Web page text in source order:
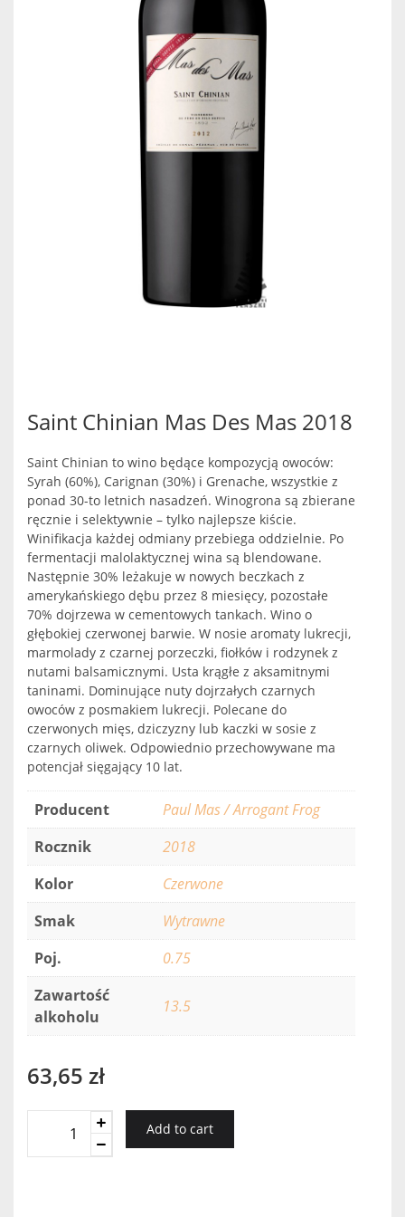
Saint Chinian Mas Des Mas 2018
Saint Chinian to wino będące kompozycją owoców:
Syrah (60%), Carignan (30%) i Grenache, wszystkie z
ponad 30-to letnich nasadzeń. Winogrona są zbierane
ręcznie i selektywnie – tylko najlepsze kiście.
Winifikacja każdej odmiany przebiega oddzielnie. Po
fermentacji malolaktycznej wina są blendowane.
Następnie 30% leżakuje w nowych beczkach z
amerykańskiego dębu przez 8 miesięcy, pozostałe
70% dojrzewa w cementowych tankach. Wino o
głębokiej czerwonej barwie. W nosie aromaty lukrecji,
marmolady z czarnej porzeczki, fiołków i rodzynek z
nutami balsamicznymi. Usta krągłe z aksamitnymi
taninami. Dominujące nuty dojrzałych czarnych
owoców z posmakiem lukrecji. Polecane do
czerwonych mięs, dziczyzny lub kaczki w sosie z
czarnych oliwek. Odpowiednio przechowywane ma
potencjał sięgający 10 lat.
Producent
Paul Mas / Arrogant Frog
Rocznik
2018
Kolor
Czerwone
Smak
Wytrawne
Poj.
0.75
Zawartość
alkoholu
13.5
63,65 zł
Chinian
Add to cart